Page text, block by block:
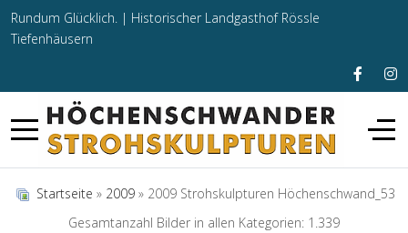
Rundum Glücklich. | Historischer Landgasthof Rössle
Tiefenhäusern
Startseite » 2009 » 2009 Strohskulpturen Höchenschwand_53
Gesamtanzahl Bilder in allen Kategorien: 1.339